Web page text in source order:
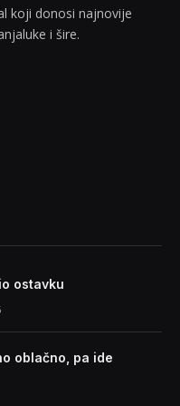
koji donosi najnovije
i šire.
ostavku
oblačno, pa ide